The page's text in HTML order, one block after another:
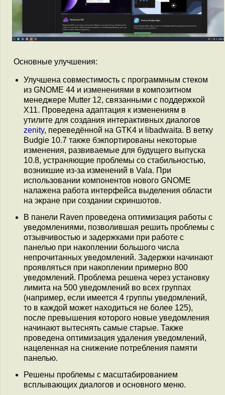
Основные улучшения:
Улучшена совместимость с программным стеком
из GNOME 44 и изменениями в композитном
менеджере Mutter 12, связанными с поддержкой
X11. Проведена адаптация к изменениям в
утилите для создания интерактивных диалогов
zenity, переведённой на GTK4 и libadwaita. В ветку
Budgie 10.7 также бэкпортированы некоторые
изменения, развиваемые для будущего выпуска
10.8, устраняющие проблемы со стабильностью,
возникшие из-за изменений в Vala. При
использовании компонентов нового GNOME
налажена работа интерфейса выделения области
на экране при создании скриншотов.
В панели Raven проведена оптимизация работы с
уведомлениями, позволившая решить проблемы с
отзывчивостью и задержками при работе с
панелью при накоплении большого числа
непрочитанных уведомлений. Задержки начинают
проявляться при накоплении примерно 800
уведомлений. Проблема решена через установку
лимита на 500 уведомлений во всех группах
(например, если имеется 4 группы уведомлений,
то в каждой может находиться не более 125),
после превышения которого новые уведомления
начинают вытеснять самые старые. Также
проведена оптимизация удаления уведомлений,
нацеленная на снижение потребления памяти
панелью.
Решены проблемы с масштабированием
всплывающих диалогов и основного меню.